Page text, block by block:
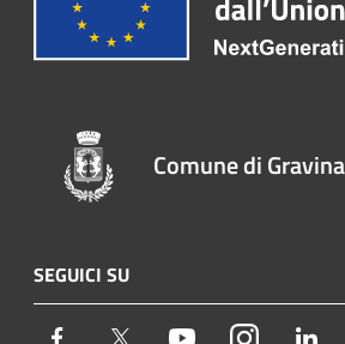
Comune di
SEGUICI SU
Facebook Twitter YoutubeInstagram